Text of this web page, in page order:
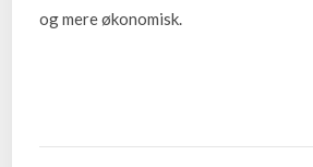
og mere økonomisk.